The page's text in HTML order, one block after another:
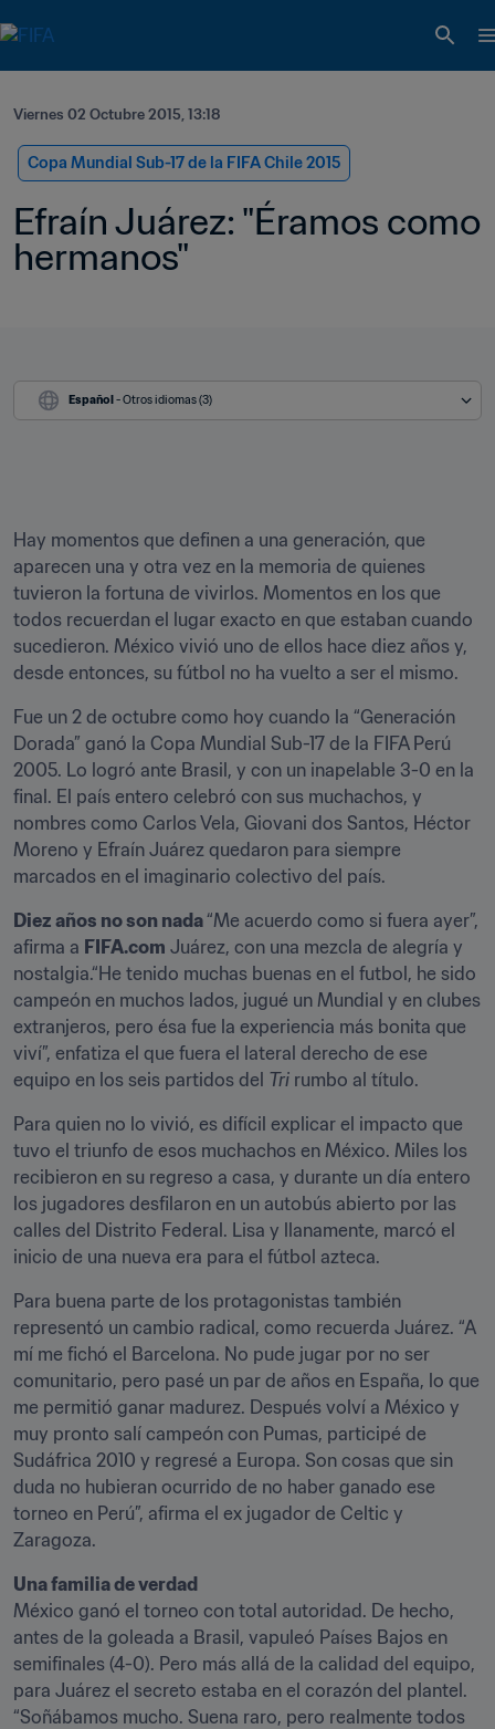
Viernes 02 Octubre 2015, 13:18
Copa Mundial Sub-17 de la FIFA Chile 2015
Efraín Juárez: "Éramos como
hermanos"
Español - Otros idiomas (3)
Hay momentos que definen a una generación, que
aparecen una y otra vez en la memoria de quienes
tuvieron la fortuna de vivirlos. Momentos en los que
todos recuerdan el lugar exacto en que estaban cuando
sucedieron. México vivió uno de ellos hace diez años y,
desde entonces, su fútbol no ha vuelto a ser el mismo.
Fue un 2 de octubre como hoy cuando la “Generación
Dorada” ganó la Copa Mundial Sub-17 de la FIFA Perú
2005. Lo logró ante Brasil, y con un inapelable 3-0 en la
final. El país entero celebró con sus muchachos, y
nombres como Carlos Vela, Giovani dos Santos, Héctor
Moreno y Efraín Juárez quedaron para siempre
marcados en el imaginario colectivo del país.
Diez años no son nada “Me acuerdo como si fuera ayer”,
afirma a FIFA.com Juárez, con una mezcla de alegría y
nostalgia.“He tenido muchas buenas en el futbol, he sido
campeón en muchos lados, jugué un Mundial y en clubes
extranjeros, pero ésa fue la experiencia más bonita que
viví”, enfatiza el que fuera el lateral derecho de ese
equipo en los seis partidos del Tri rumbo al título.
Para quien no lo vivió, es difícil explicar el impacto que
tuvo el triunfo de esos muchachos en México. Miles los
recibieron en su regreso a casa, y durante un día entero
los jugadores desfilaron en un autobús abierto por las
calles del Distrito Federal. Lisa y llanamente, marcó el
inicio de una nueva era para el fútbol azteca.
Para buena parte de los protagonistas también
representó un cambio radical, como recuerda Juárez. “A
mí me fichó el Barcelona. No pude jugar por no ser
comunitario, pero pasé un par de años en España, lo que
me permitió ganar madurez. Después volví a México y
muy pronto salí campeón con Pumas, participé de
Sudáfrica 2010 y regresé a Europa. Son cosas que sin
duda no hubieran ocurrido de no haber ganado ese
torneo en Perú”, afirma el ex jugador de Celtic y
Zaragoza.
Una familia de verdad
México ganó el torneo con total autoridad. De hecho,
antes de la goleada a Brasil, vapuleó Países Bajos en
semifinales (4-0). Pero más allá de la calidad del equipo,
para Juárez el secreto estaba en el corazón del plantel.
“Soñábamos mucho. Suena raro, pero realmente todos